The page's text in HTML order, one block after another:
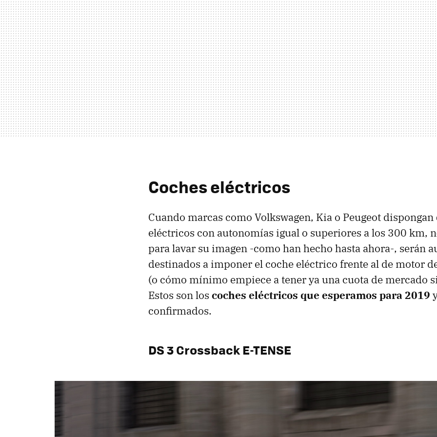
Coches eléctricos
Cuando marcas como Volkswagen, Kia o Peugeot dispongan
eléctricos con autonomías igual o superiores a los 300 km,
para lavar su imagen -como han hecho hasta ahora-, serán
destinados a imponer el coche eléctrico frente al de motor
(o cómo mínimo empiece a tener ya una cuota de mercado
Estos son los coches eléctricos que esperamos para 2019
confirmados.
DS 3 Crossback E-TENSE